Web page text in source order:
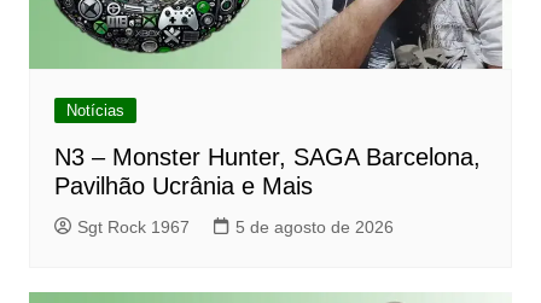
Notícias
N3 – Monster Hunter, SAGA Barcelona,
Pavilhão Ucrânia e Mais
Sgt Rock 1967 5 de agosto de 2026